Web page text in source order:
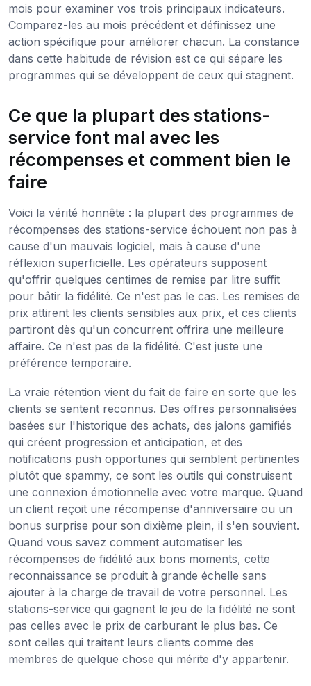
mois pour examiner vos trois principaux indicateurs.
Comparez-les au mois précédent et définissez une
action spécifique pour améliorer chacun. La constance
dans cette habitude de révision est ce qui sépare les
programmes qui se développent de ceux qui stagnent.
Ce que la plupart des stations-
service font mal avec les
récompenses et comment bien le
faire
Voici la vérité honnête : la plupart des programmes de
récompenses des stations-service échouent non pas à
cause d'un mauvais logiciel, mais à cause d'une
réflexion superficielle. Les opérateurs supposent
qu'offrir quelques centimes de remise par litre suffit
pour bâtir la fidélité. Ce n'est pas le cas. Les remises de
prix attirent les clients sensibles aux prix, et ces clients
partiront dès qu'un concurrent offrira une meilleure
affaire. Ce n'est pas de la fidélité. C'est juste une
préférence temporaire.
La vraie rétention vient du fait de faire en sorte que les
clients se sentent reconnus. Des offres personnalisées
basées sur l'historique des achats, des jalons gamifiés
qui créent progression et anticipation, et des
notifications push opportunes qui semblent pertinentes
plutôt que spammy, ce sont les outils qui construisent
une connexion émotionnelle avec votre marque. Quand
un client reçoit une récompense d'anniversaire ou un
bonus surprise pour son dixième plein, il s'en souvient.
Quand vous savez comment automatiser les
récompenses de fidélité aux bons moments, cette
reconnaissance se produit à grande échelle sans
ajouter à la charge de travail de votre personnel. Les
stations-service qui gagnent le jeu de la fidélité ne sont
pas celles avec le prix de carburant le plus bas. Ce
sont celles qui traitent leurs clients comme des
membres de quelque chose qui mérite d'y appartenir.